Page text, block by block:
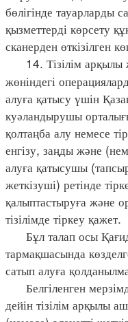
бөлігінде тауарларды
қызметтерді көрсету
сканерден өткізілген
14. Тізілім арқылы
жөніндегі
алуға қатысу үшін
куәландырушы
қолтаңба алу немесе
енгізу, заңды және
алуға қатысушы
жеткізуші) ретінде
қалыптастыруға және
тізілімде тіркеу қажет.
Бұл талап осы
тармақшасында
сатып алуға
Белгіленген
дейін тізілім арқылы